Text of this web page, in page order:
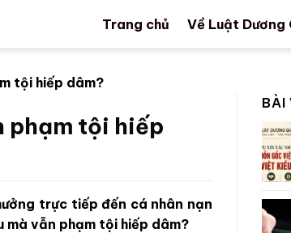
Trang chủ Về Luật Dương
tội hiếp dâm?
phạm tội hiếp
trực tiếp đến cá nhân nạn
vẫn phạm tội hiếp dâm?
BÀI